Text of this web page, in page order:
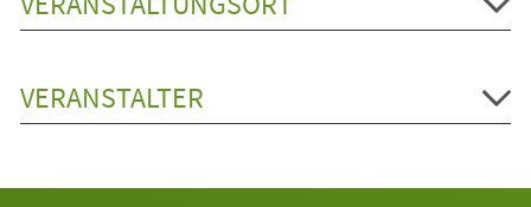
VERANSTALTER